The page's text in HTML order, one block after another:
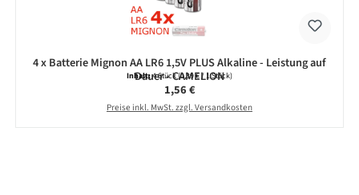
4 x Batterie Mignon AA LR6 1,5V PLUS Alkaline - Leistung auf
Dauer - CAMELION
Inhalt:4 Stück(0,39 € / 1 Stück)
Regulärer Preis:
1,56 €
Preise inkl. MwSt. zzgl. Versandkosten